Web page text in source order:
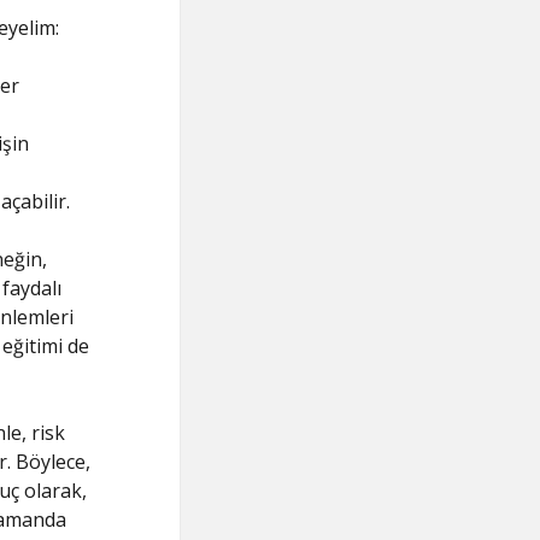
de
risk
Böylece,
olarak,